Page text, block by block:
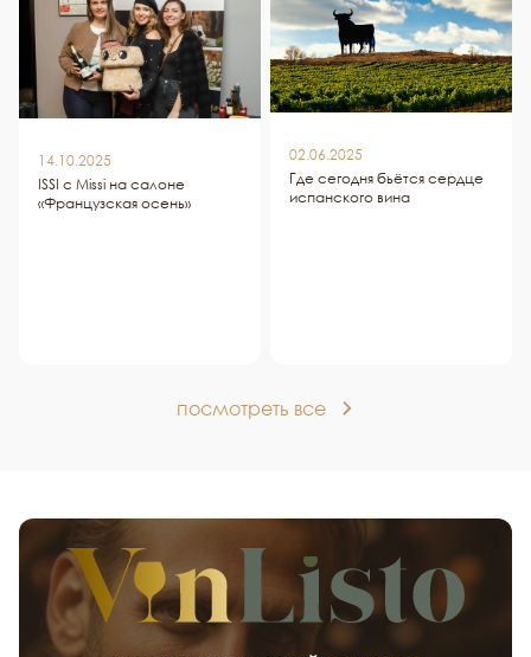
14.10.2025
ISSI c Missi на салоне
«Французская осень»
02.06.2025
Где сегодня бьётся сердце
испанского вина
посмотреть все